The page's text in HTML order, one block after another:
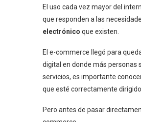
El uso cada vez mayor del
que responden a las
electrónico que existen.
El e-commerce llegó para
digital en donde más personas
servicios, es importante
que esté correctamente
Pero antes de pasar